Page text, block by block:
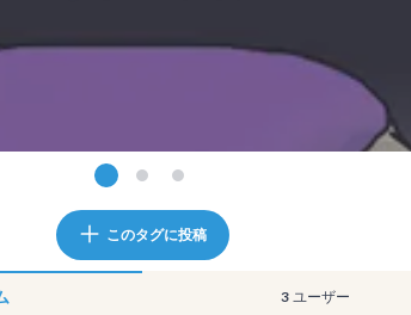
このタグに投稿
3 ユーザー